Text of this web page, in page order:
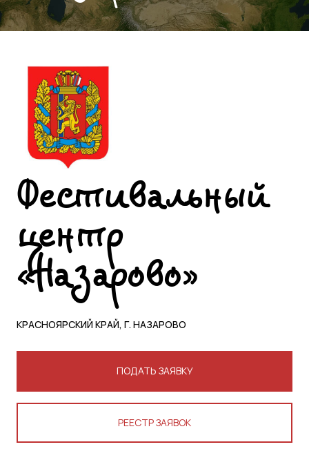
Фестивальный
центр
«Назарово»
КРАСНОЯРСКИЙ КРАЙ, Г. НАЗАРОВО
ПОДАТЬ ЗАЯВКУ
РЕЕСТР ЗАЯВОК